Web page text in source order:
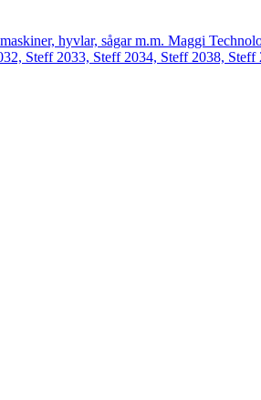
hyvlar, sågar m.m. Maggi
Steff 2033, Steff 2034, Steff 2038, Steff